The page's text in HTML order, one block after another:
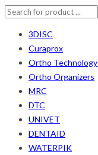
3DISC
Curaprox
Ortho Technology
Ortho Organizers
MRC
DTC
UNIVET
DENTAID
WATERPIK